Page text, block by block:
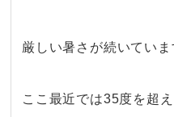
厳しい暑さが続いていま
ここ最近では35度を超